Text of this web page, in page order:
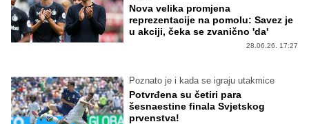
Nova velika promjena
reprezentacije na pomolu: Savez je
u akciji, čeka se zvanično 'da'
28.06.26. 17:27
Poznato je i kada se igraju utakmice
Potvrđena su četiri para
šesnaestine finala Svjetskog
prvenstva!